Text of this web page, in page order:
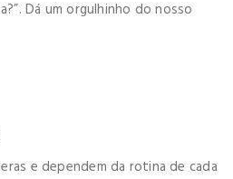
Dá um orgulhinho do nosso
e dependem da rotina de cada